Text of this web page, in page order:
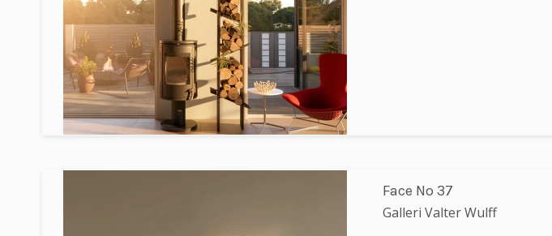
Face No 37
Galleri Valter Wulff